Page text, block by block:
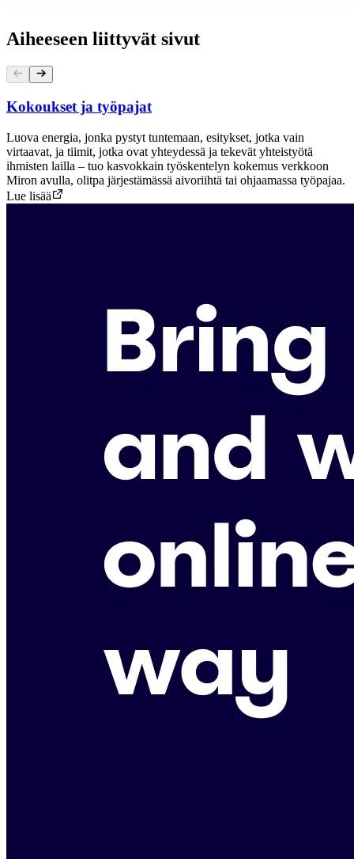
Aiheeseen liittyvät sivut
Kokoukset ja työpajat
Luova energia, jonka pystyt tuntemaan, esitykset, jotka vain
virtaavat, ja tiimit, jotka ovat yhteydessä ja tekevät yhteistyötä
ihmisten lailla – tuo kasvokkain työskentelyn kokemus verkkoon
Miron avulla, olitpa järjestämässä aivoriihtä tai ohjaamassa työpajaa.
Lue lisää